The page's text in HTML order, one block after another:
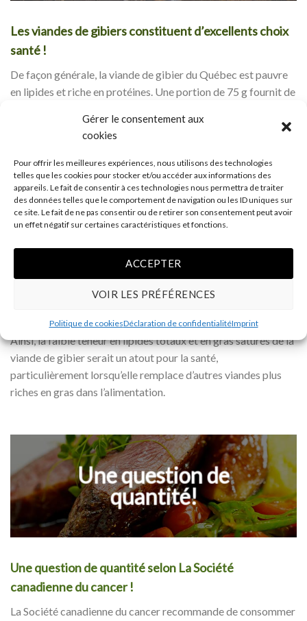
Gérer le consentement aux
cookies
Pour offrir les meilleures expériences, nous utilisons des technologies
telles que les cookies pour stocker et/ou accéder aux informations des
appareils. Le fait de consentir à ces technologies nous permettra de traiter
des données telles que le comportement de navigation ou les ID uniques sur
ce site. Le fait de ne pas consentir ou de retirer son consentement peut avoir
un effet négatif sur certaines caractéristiques et fonctions.
ACCEPTER
VOIR LES PRÉFÉRENCES
Politique de cookiesDéclaration de confidentialitéImprint
Les viandes de gibiers constituent d’excellents choix
santé !
De façon générale, la viande de gibier du Québec est pauvre
en lipides et riche en protéines. Une portion de 75 g fournit de
comparaison, une même portion de poulet contient de 3 g à 7
g. Pour le boeuf, la quantité de lipides varie de 3 g à 11 g pour
les parties maigres.
Vous pouvez consulter un tableau comparatif de la
composition moyenne et approximative de quelques viandes
crues pour 100 g (www.harmoniesante.com)
Des chercheurs ont aussi observé que l’incidence de cancers
colorectaux augmentait avec une consommation de viandes
riches en gras (saucisses, viscères, viandes froides) et
Ainsi, la faible teneur en lipides totaux et en gras saturés de la
viande de gibier serait un atout pour la santé,
particulièrement lorsqu’elle remplace d’autres viandes plus
riches en gras dans l’alimentation.
Une question de
quantité!
Une question de quantité selon La Société
canadienne du cancer !
La Société canadienne du cancer recommande de consommer